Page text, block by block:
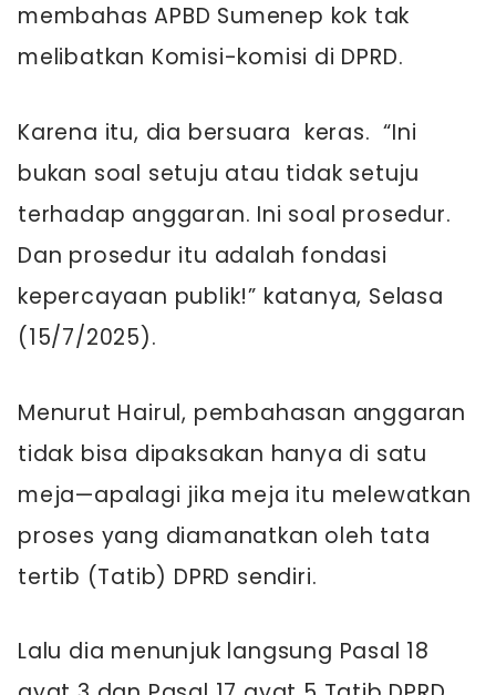
membahas APBD Sumenep kok tak
melibatkan Komisi-komisi di DPRD.
Karena itu, dia bersuara keras. “Ini
bukan soal setuju atau tidak setuju
terhadap anggaran. Ini soal prosedur.
Dan prosedur itu adalah fondasi
kepercayaan publik!” katanya, Selasa
(15/7/2025).
Menurut Hairul, pembahasan anggaran
tidak bisa dipaksakan hanya di satu
meja—apalagi jika meja itu melewatkan
proses yang diamanatkan oleh tata
tertib (Tatib) DPRD sendiri.
Lalu dia menunjuk langsung Pasal 18